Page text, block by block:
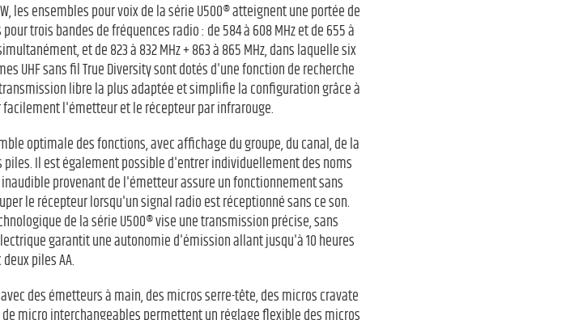
les ensembles pour voix de la série U500® atteignent une portée de
trois bandes de fréquences radio : de 584 à 608 MHz et de 655 à
et de 823 à 832 MHz + 863 à 865 MHz, dans laquelle six
UHF sans fil True Diversity sont dotés d'une fonction de recherche
libre la plus adaptée et simplifie la configuration grâce à
l'émetteur et le récepteur par infrarouge.
optimale des fonctions, avec affichage du groupe, du canal, de la
Il est également possible d'entrer individuellement des noms
provenant de l'émetteur assure un fonctionnement sans
le récepteur lorsqu'un signal radio est réceptionné sans ce son.
de la série U500® vise une transmission précise, sans
garantit une autonomie d'émission allant jusqu'à 10 heures
piles AA.
des émetteurs à main, des micros serre-tête, des micros cravate